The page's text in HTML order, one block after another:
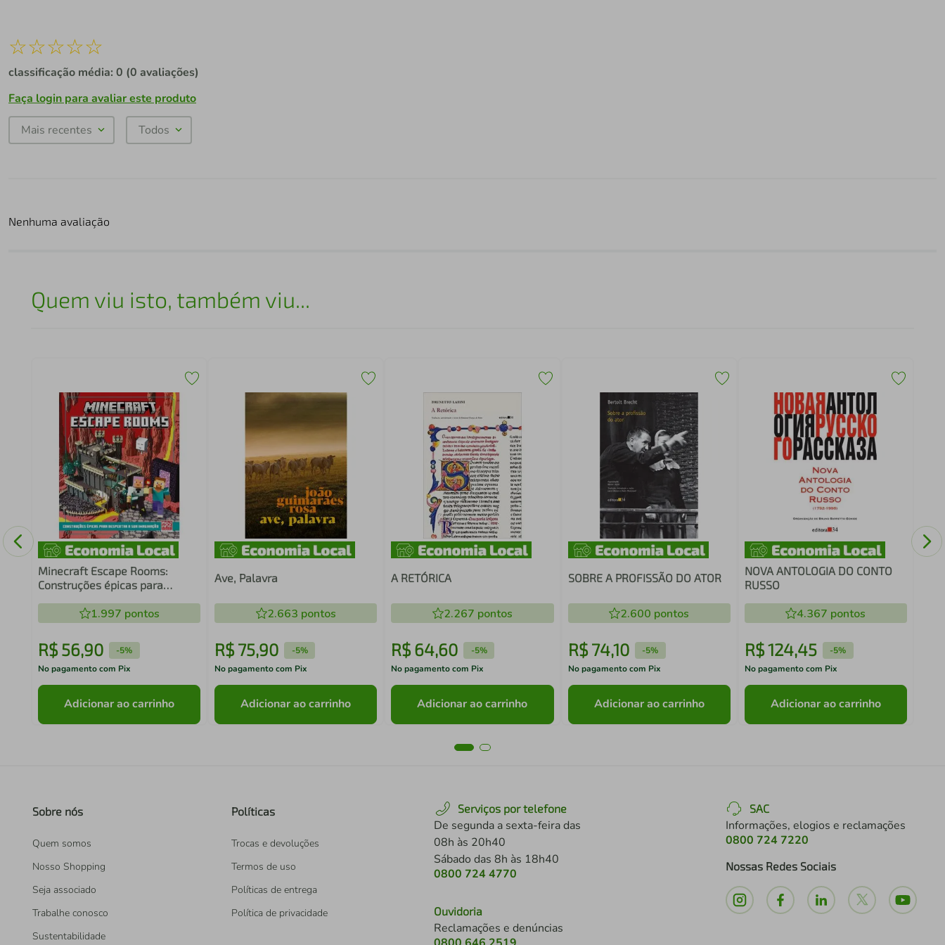
☆☆☆☆☆
classificação média: 0 (0 avaliações)
Faça login para avaliar este produto
Mais recentes Todos
Nenhuma avaliação
Quem viu isto, também viu...
Minecraft Escape Rooms:
Construções épicas para
1.997 pontos
R$ 56,90 -5%
No pagamento com Pix
Adicionar ao carrinho
Ave, Palavra
2.663 pontos
R$ 75,90 -5%
No pagamento com Pix
Adicionar ao carrinho
A RETÓRICA
2.267 pontos
R$64,60 -5%
No pagamento com Pix
Adicionar ao carrinho
SOBRE A PROFISSÃO DO ATOR
2.600 pontos
R$ 74,10 -5%
No pagamento com Pix
Adicionar ao carrinho
NOVA ANTOLOGIA DO CONTO
RUSSO
4.367 pontos
R$124,45 -5%
No pagamento com Pix
Adicionar ao carrinho
Sobre nós
Quem somos
Nosso Shopping
Seja associado
Trabalhe conosco
Sustentabilidade
Políticas
Trocas e devoluções
Termos de uso
Políticas de entrega
Política de privacidade
Serviços por telefone
De segunda a sexta-feira das
08h às 20h40
Sábado das 8h às 18h40
0800 724 4770
Ouvidoria
Reclamações e denúncias
SAC
Informações, elogios e reclamações
0800 724 7220
Nossas Redes Sociais